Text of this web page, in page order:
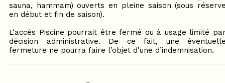
sauna, hammam) ouverts en pleine saison (sous
en début et fin de saison).
L'accès Piscine pourrait être fermé ou à usage limité
décision administrative. De ce fait, une
fermeture ne pourra faire l’objet d'une d’indemnisation.